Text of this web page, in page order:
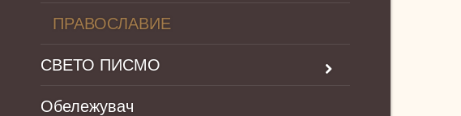
ПРАВОСЛАВИЕ
СВЕТО ПИСМО
Обележувач